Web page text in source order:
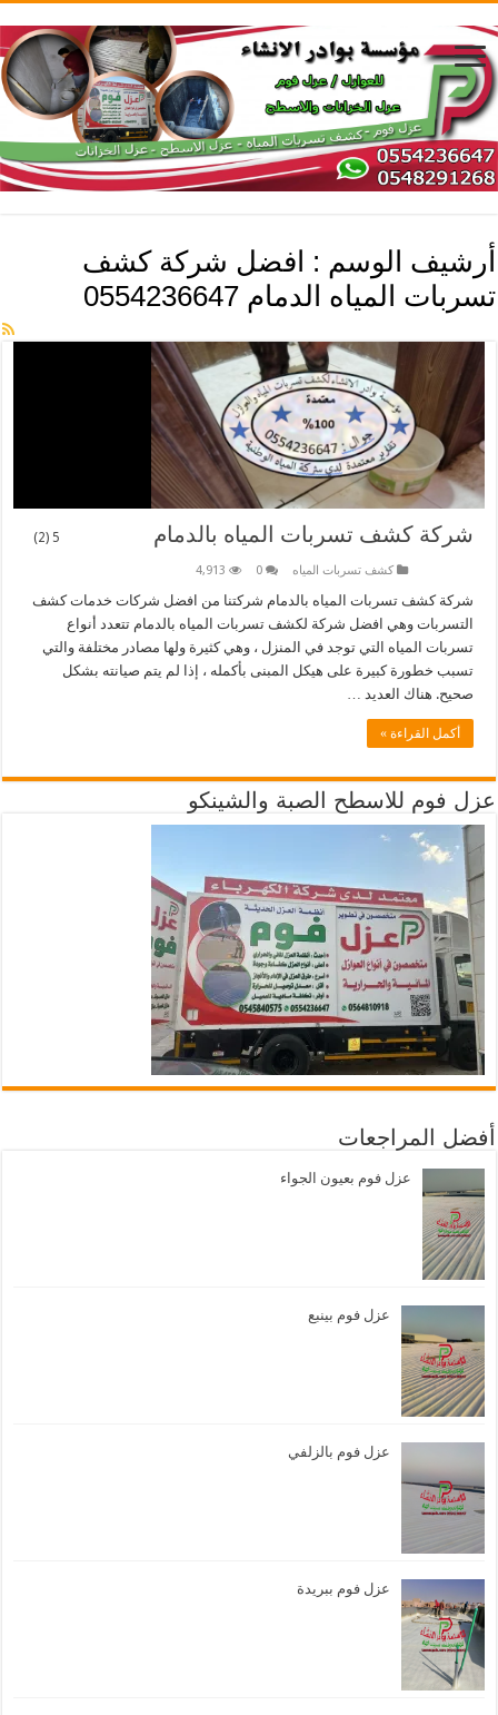
أرشيف الوسم : افضل شركة كشف
تسربات المياه الدمام 0554236647
شركة كشف تسربات المياه بالدمام 5 (2)
كشف تسربات المياه 0
4,913
شركة كشف تسربات المياه بالدمام شركتنا من افضل شركات خدمات كشف
التسربات وهي افضل شركة لكشف تسربات المياه بالدمام تتعدد أنواع
تسربات المياه التي توجد في المنزل ، وهي كثيرة ولها مصادر مختلفة والتي
تسبب خطورة كبيرة على هيكل المبنى بأكمله ، إذا لم يتم صيانته بشكل
صحيح. هناك العديد …
أكمل القراءة »
عزل فوم للاسطح الصبة والشينكو
أفضل المراجعات
عزل فوم بعيون الجواء
عزل فوم بينبع
عزل فوم بالزلفي
عزل فوم ببريدة